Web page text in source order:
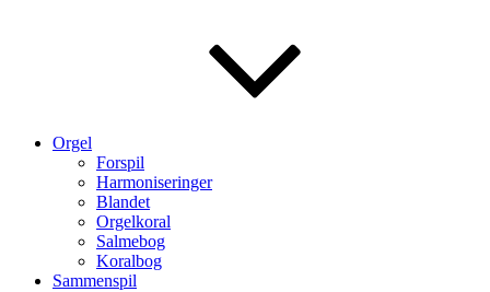
Orgel
Forspil
Harmoniseringer
Blandet
Orgelkoral
Salmebog
Koralbog
Sammenspil